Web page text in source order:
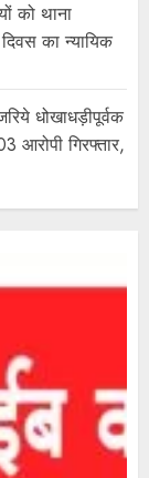
को थाना
का न्यायिक
धोखाधड़ीपूर्वक
आरोपी गिरफ्तार,